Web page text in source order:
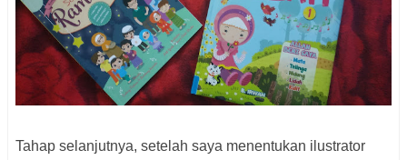
Tahap selanjutnya, setelah saya menentukan ilustrator